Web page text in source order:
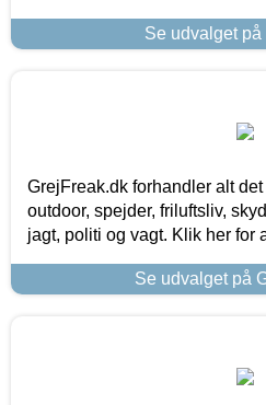
Se udvalget
GrejFreak.dk forhandler alt det
outdoor, spejder, friluftsliv,
jagt, politi og vagt. Klik her for
Se udvalget på